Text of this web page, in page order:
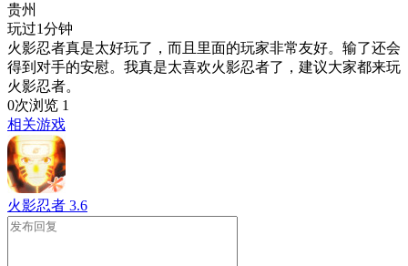
贵州
玩过1分钟
火影忍者真是太好玩了，而且里面的玩家非常友好。输了还会
得到对手的安慰。我真是太喜欢火影忍者了，建议大家都来玩
火影忍者。
0次浏览 1
相关游戏
火影忍者 3.6